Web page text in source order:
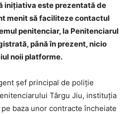
inițiativa este prezentată de
menit să faciliteze contactul
penitenciar, la Penitenciarul
până în prezent, nicio
noii platforme.
șef principal de poliție
Târgu Jiu, instituția
baza unor contracte încheiate